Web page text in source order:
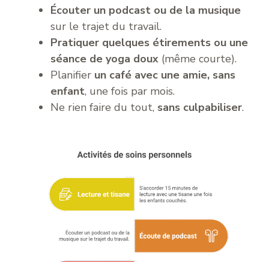
Écouter un podcast ou de la musique
sur le trajet du travail.
Pratiquer quelques étirements ou une
séance de yoga doux (même courte).
Planifier un café avec une amie, sans
enfant, une fois par mois.
Ne rien faire du tout, sans culpabiliser.